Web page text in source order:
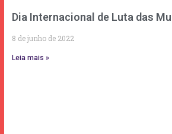
Dia Internacional de Luta das
8 de junho de 2022
Leia mais »